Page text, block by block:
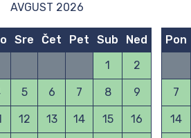
AVGUST 2026
Sre Čet Pet Sub
Ned
1
2
5 6 7 8 9
12 13 14 15 16
Pon
7
14